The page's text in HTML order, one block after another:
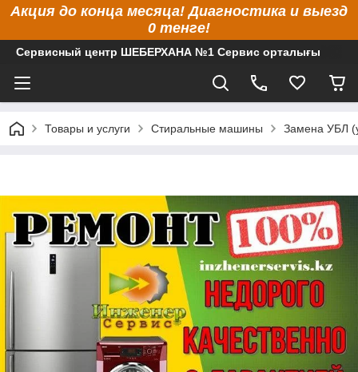
Акция до конца месяца! Диагностика и выезд
0 тенге!
Сервисный центр ШЕБЕРХАНА №1 Сервис орталығы
Товары и услуги Стиральные машины Замена УБЛ